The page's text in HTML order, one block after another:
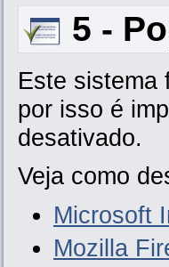
5 -
Este sistema
por isso é
desativado.
Veja como
Microsoft
Mozilla